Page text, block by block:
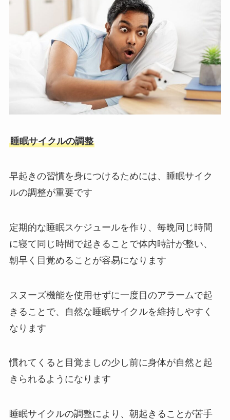
睡眠サイクルの調整
早起きの習慣を身につけるためには、睡眠サイク
ルの調整が重要です
定期的な睡眠スケジュールを作り、毎晩同じ時間
に寝て同じ時間で起きることで体内時計が整い、
朝早く目覚めることが容易になります
スヌーズ機能を使用せずに一度目のアラームで起
きることで、自然な睡眠サイクルを維持しやすく
なります
慣れてくると目覚ましの少し前に身体が自然と起
きられるようになります
睡眠サイクルの調整により、朝起きることが苦手